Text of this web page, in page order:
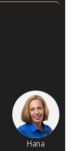
Hana